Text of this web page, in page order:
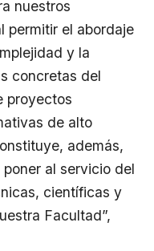
nuestros
permitir el abordaje
y la
concretas del
proyectos
de alto
además,
al servicio del
científicas y
Facultad”,